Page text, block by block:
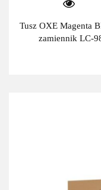
Tusz OXE Magenta
zamiennik LC-